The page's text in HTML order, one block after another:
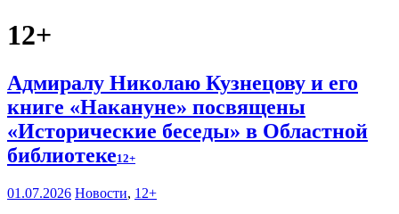
12+
Адмиралу Николаю Кузнецову и его
книге «Накануне» посвящены
«Исторические беседы» в Областной
библиотеке12+
01.07.2026 Новости, 12+